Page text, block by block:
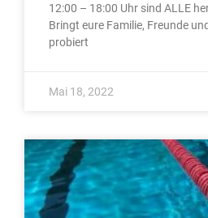
12:00 – 18:00 Uhr sind ALLE
Bringt eure Familie, Freunde
probiert
Mai 18, 2022